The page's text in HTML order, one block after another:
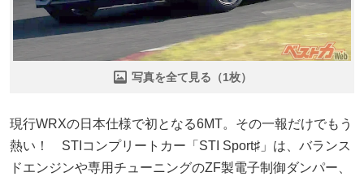
写真を全て見る（1枚）
現行WRXの日本仕様で初となる6MT。その一報だけでもう
熱い！ STIコンプリートカー「STI Sport♯」は、バランス
ドエンジンや専用チューニングのZF製電子制御ダンパー、